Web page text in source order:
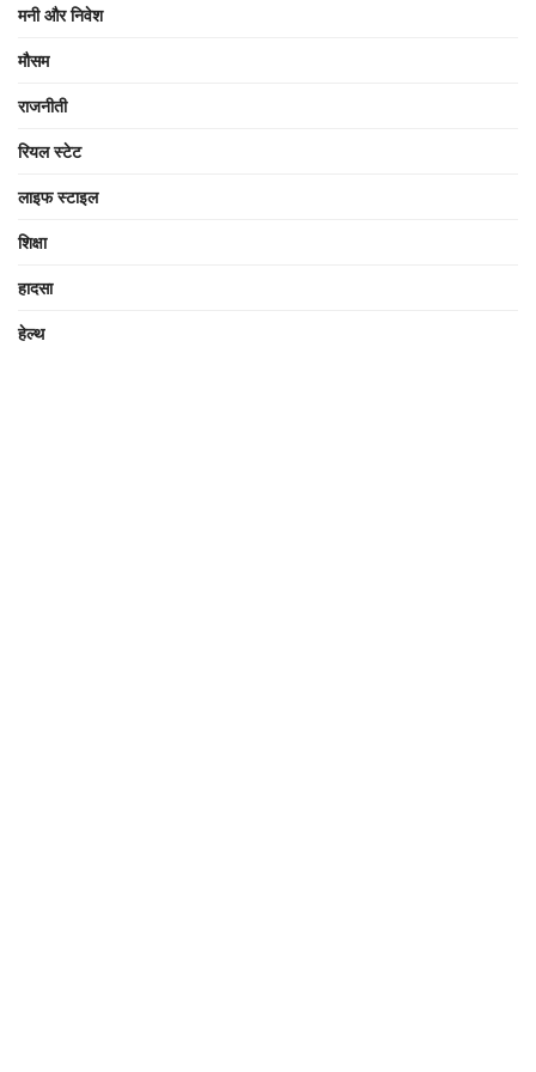
मनी और निवेश
मौसम
राजनीती
रियल स्टेट
लाइफ स्टाइल
शिक्षा
हादसा
हेल्थ